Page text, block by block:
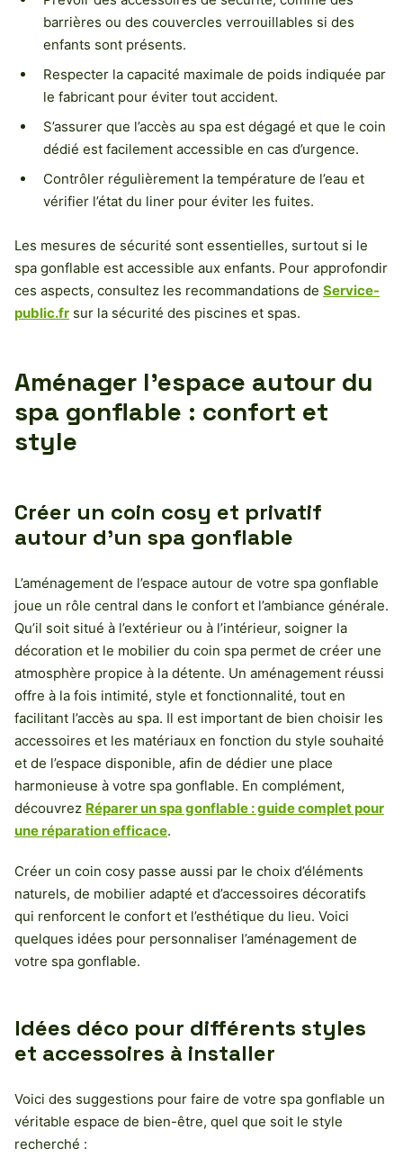
barrières ou des couvercles verrouillables si des
enfants sont présents.
Respecter la capacité maximale de poids indiquée par
le fabricant pour éviter tout accident.
S’assurer que l’accès au spa est dégagé et que le coin
dédié est facilement accessible en cas d’urgence.
Contrôler régulièrement la température de l’eau et
vérifier l’état du liner pour éviter les fuites.
Les mesures de sécurité sont essentielles, surtout si le
spa gonflable est accessible aux enfants. Pour approfondir
ces aspects, consultez les recommandations de Service-
public.fr sur la sécurité des piscines et spas.
Aménager l’espace autour du
spa gonflable : confort et
style
Créer un coin cosy et privatif
autour d’un spa gonflable
L’aménagement de l’espace autour de votre spa gonflable
joue un rôle central dans le confort et l’ambiance générale.
Qu’il soit situé à l’extérieur ou à l’intérieur, soigner la
décoration et le mobilier du coin spa permet de créer une
atmosphère propice à la détente. Un aménagement réussi
offre à la fois intimité, style et fonctionnalité, tout en
facilitant l’accès au spa. Il est important de bien choisir les
accessoires et les matériaux en fonction du style souhaité
et de l’espace disponible, afin de dédier une place
harmonieuse à votre spa gonflable. En complément,
découvrez Réparer un spa gonflable : guide complet pour
une réparation efficace.
Créer un coin cosy passe aussi par le choix d’éléments
naturels, de mobilier adapté et d’accessoires décoratifs
qui renforcent le confort et l’esthétique du lieu. Voici
quelques idées pour personnaliser l’aménagement de
votre spa gonflable.
Idées déco pour différents styles
et accessoires à installer
Voici des suggestions pour faire de votre spa gonflable un
véritable espace de bien-être, quel que soit le style
recherché :